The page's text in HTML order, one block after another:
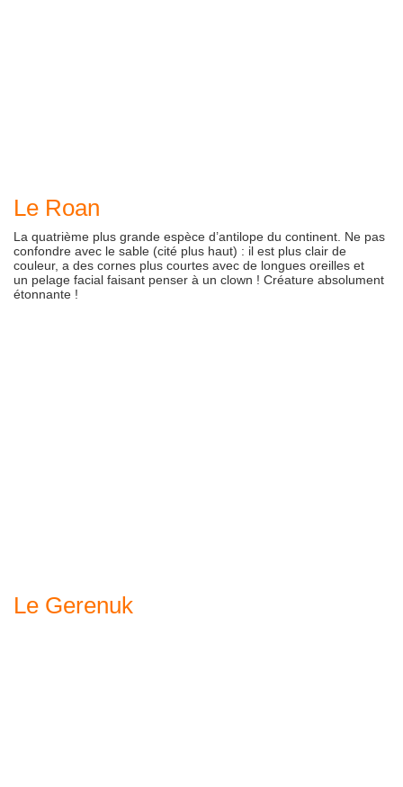
Le Roan
La quatrième plus grande espèce d’antilope du continent. Ne pas
confondre avec le sable (cité plus haut) : il est plus clair de
couleur, a des cornes plus courtes avec de longues oreilles et
un pelage facial faisant penser à un clown ! Créature absolument
étonnante !
Le Gerenuk